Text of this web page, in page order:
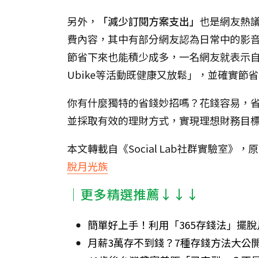
另外， 「減少訂閱方案支出」 也是網友熱
費內容，其中有部分網友認為日常中的影
節省下來也能積少成多，一名網友就表示
Ubike等活動既健康又放鬆」，並確實節
你有什麼獨特的省錢妙招嗎？花錢容易，
並採取有效的理財方式，實現理想財務目
本文轉載自《Social Lab社群實驗室》，原
脫月光族
│更多精選推薦↓↓↓
簡單好上手！利用「365存錢法」擺
月薪3萬存不到錢？7種存錢方法大公